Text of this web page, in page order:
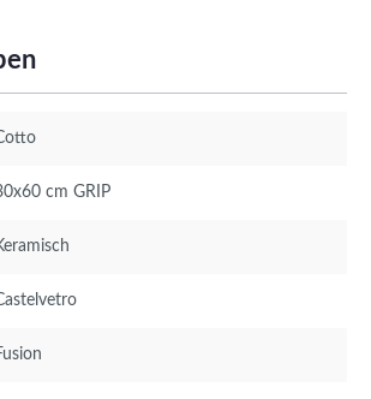
cm GRIP